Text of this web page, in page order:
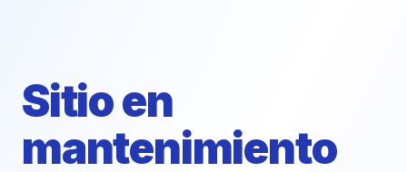
Sitio en
mantenimiento